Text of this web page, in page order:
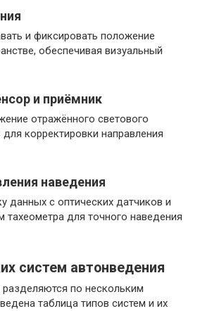
и фиксировать положение
обеспечивая визуальный
и приёмник
отражённого светового
для корректировки направления
наведения
данных с оптических датчиков и
тахеометра для точного наведения
систем автонведения
по нескольким
таблица типов систем и их